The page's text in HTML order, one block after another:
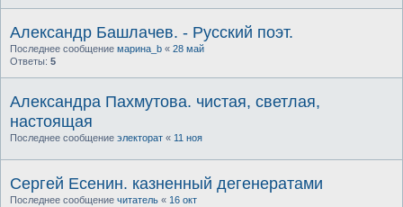
Александр Башлачев. - Русский поэт.
Последнее сообщение марина_b « 28 май
Ответы: 5
Александра Пахмутова. чистая, светлая,
настоящая
Последнее сообщение электорат « 11 ноя
Сергей Есенин. казненный дегенератами
Последнее сообщение читатель « 16 окт